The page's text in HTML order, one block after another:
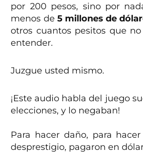
por 200 pesos, sino por
menos de 5 millones de
otros cuantos pesitos que
entender.
Juzgue usted mismo.
¡Este audio habla del juego
elecciones, y lo negaban!
Para hacer daño, para
desprestigio, pagaron en